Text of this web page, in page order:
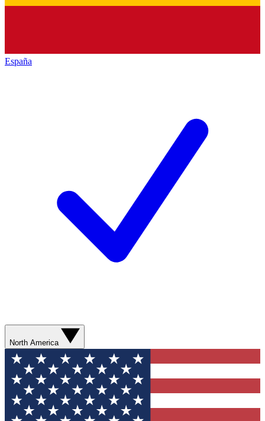
España
North America